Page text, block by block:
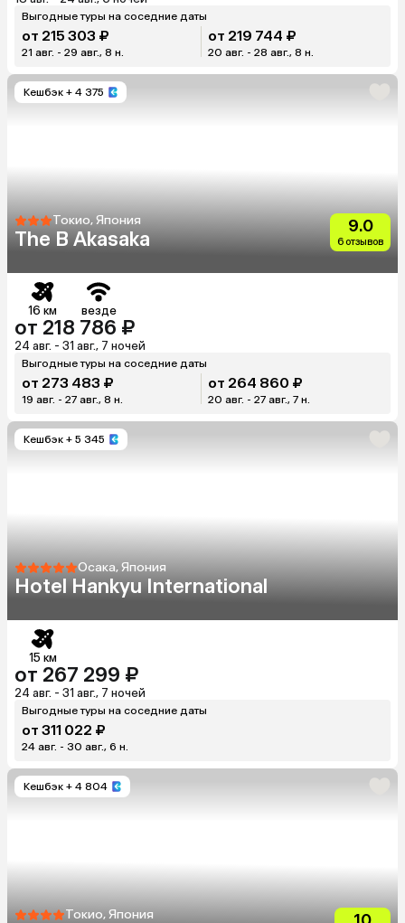
Выгодные туры на соседние даты
от 215 303 ₽
21 авг. - 29 авг., 8 н.
от 219 744 ₽
20 авг. - 28 авг., 8 н.
Кешбэк + 4 375
Токио, Япония
The B Akasaka
9.0
6 отзывов
16 км везде
от 218 786 ₽
24 авг. - 31 авг., 7 ночей
Выгодные туры на соседние даты
от 273 483 ₽
19 авг. - 27 авг., 8 н.
от 264 860 ₽
20 авг. - 27 авг., 7 н.
Кешбэк + 5 345
Осака, Япония
Hotel Hankyu International
15 км
от 267 299 ₽
24 авг. - 31 авг., 7 ночей
Выгодные туры на соседние даты
от 311 022 ₽
24 авг. - 30 авг., 6 н.
Кешбэк + 4 804
Токио, Япония